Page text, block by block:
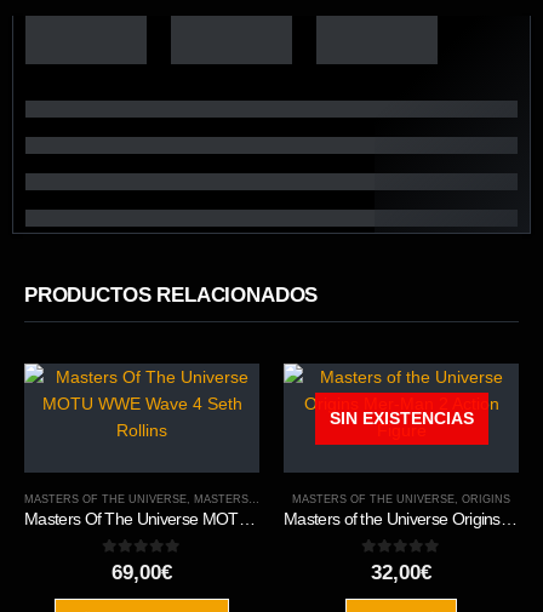
PRODUCTOS RELACIONADOS
MASTERS OF THE UNIVERSE, MASTERS OF THE WWE ,ORIGINS
Masters Of The Universe MOTU WWE Wave 4 Seth Rollins
out of 5
69,00€
SIN EXISTENCIAS
MASTERS OF THE UNIVERSE, ORIGINS
Masters of the Universe Origins Mer-Man 2 Action Figure
out of 5
32,00€